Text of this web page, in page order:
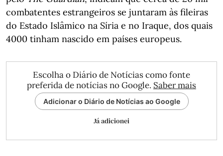
combatentes estrangeiros se juntaram às fileiras
do Estado Islâmico na Síria e no Iraque, dos quais
4000 tinham nascido em países europeus.
Escolha o Diário de Notícias como fonte
preferida de notícias no Google. Saber mais
Adicionar o Diário de Notícias ao Google
Já adicionei